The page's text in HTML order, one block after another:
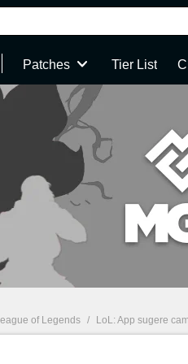
Patches Tier List
of Legends / LoL: App sugere campeões com base